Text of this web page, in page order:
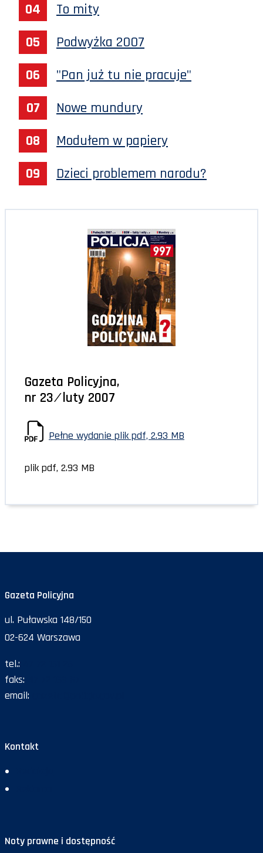
To mity
Podwyżka 2007
"Pan już tu nie pracuje"
Nowe mundury
Modułem w papiery
Dzieci problemem narodu?
Gazeta Policyjna,
nr 23 ⁄ luty 2007
Pełne wydanie plik pdf, 2.93 MB
plik pdf, 2.93 MB
Gazeta Policyjna
ul. Puławska 148/150
02-624 Warszawa
tel.:
faks:
email:
Kontakt
Noty prawne i dostępność